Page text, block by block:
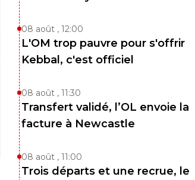
08 août , 12:00
L'OM trop pauvre pour s'offrir
Kebbal, c'est officiel
08 août , 11:30
Transfert validé, l’OL envoie la
facture à Newcastle
08 août , 11:00
Trois départs et une recrue, le